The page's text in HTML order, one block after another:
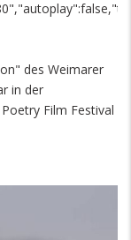
des Weimarer
in der
Film Festival